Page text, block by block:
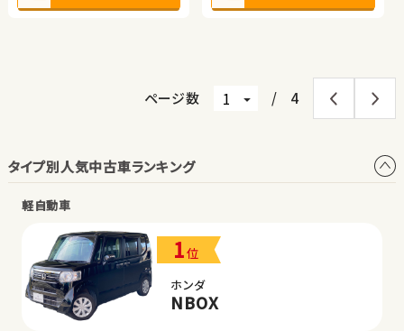
ページ数 / 4
タイプ別人気中古車ランキング
軽自動車
1位
ホンダ
NBOX